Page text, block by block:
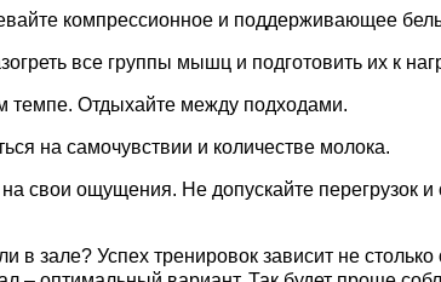
компрессионное и поддерживающее
все группы мышц и подготовить их к
темпе. Отдыхайте между подходами.
на самочувствии и количестве молока.
свои ощущения. Не допускайте перегрузок и
зале? Успех тренировок зависит не столько